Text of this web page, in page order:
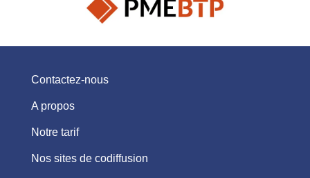
Contactez-nous
A propos
Notre tarif
Nos sites de codiffusion